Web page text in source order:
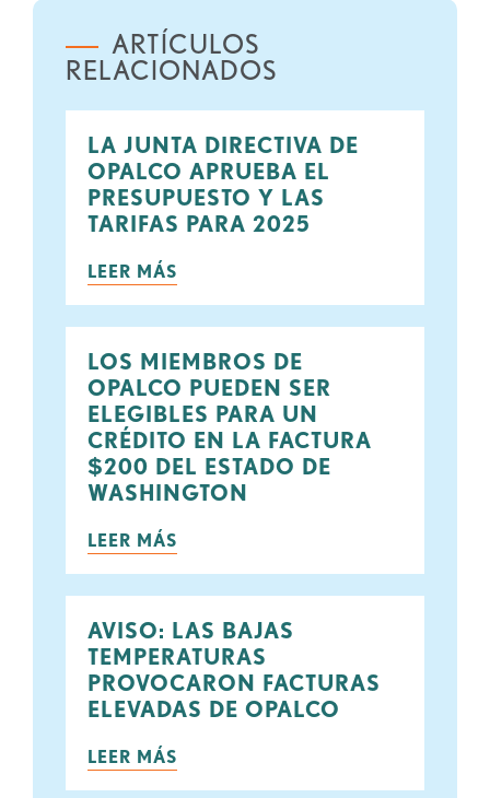
ARTÍCULOS
RELACIONADOS
LA JUNTA DIRECTIVA DE
OPALCO APRUEBA EL
PRESUPUESTO Y LAS
TARIFAS PARA 2025
LEER MÁS
LOS MIEMBROS DE
OPALCO PUEDEN SER
ELEGIBLES PARA UN
CRÉDITO EN LA FACTURA
$200 DEL ESTADO DE
WASHINGTON
LEER MÁS
AVISO: LAS BAJAS
TEMPERATURAS
PROVOCARON FACTURAS
ELEVADAS DE OPALCO
LEER MÁS